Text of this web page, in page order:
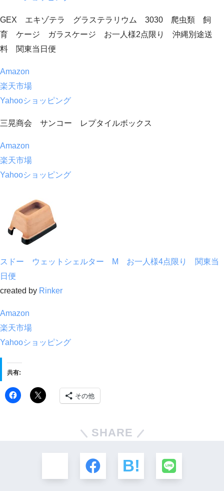
GEX エキゾテラ グラステラリウム 3030 爬虫類 飼
育 ケージ ガラスケージ お一人様2点限り 沖縄別途送
料 関東当日便
Amazon
楽天市場
Yahooショッピング
三晃商会 サンコー レプタイルボックス
Amazon
楽天市場
Yahooショッピング
スドー ウェットシェルター M お一人様4点限り 関東当
日便
created by Rinker
Amazon
楽天市場
Yahooショッピング
共有:
その他
SHARE